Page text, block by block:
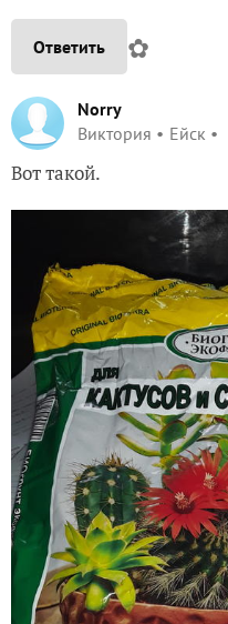
Ответить ✿
Norry
Виктория
Ейск
Вот такой.